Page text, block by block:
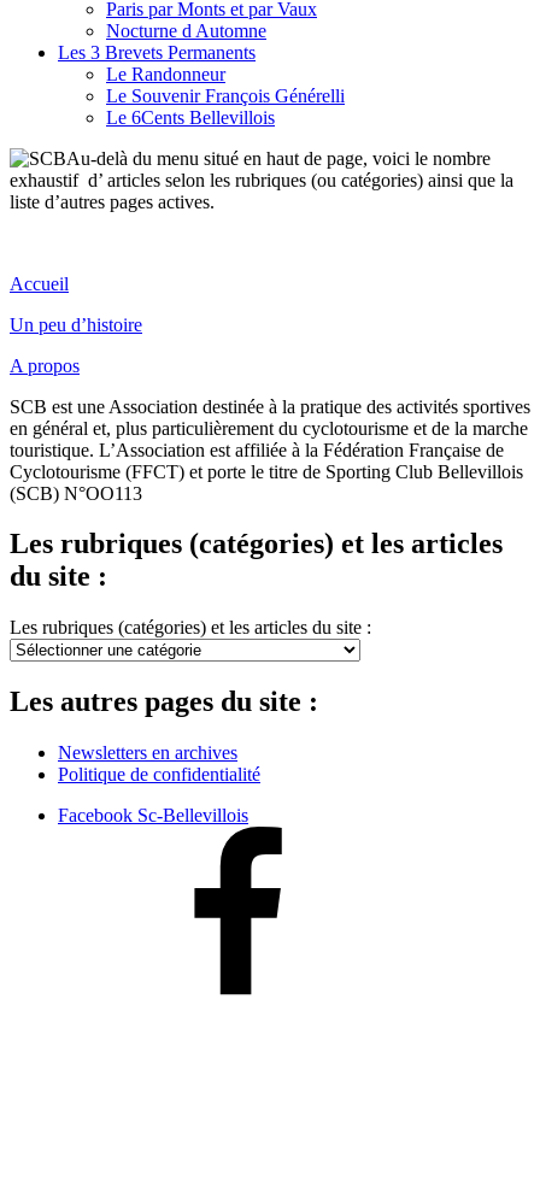
Paris par Monts et par Vaux
Nocturne d Automne
Les 3 Brevets Permanents
Le Randonneur
Le Souvenir François Générelli
Le 6Cents Bellevillois
Au-delà du menu situé en haut de page, voici le nombre
exhaustif d’ articles selon les rubriques (ou catégories) ainsi que la
liste d’autres pages actives.
Accueil
Un peu d’histoire
A propos
SCB est une Association destinée à la pratique des activités sportives
en général et, plus particulièrement du cyclotourisme et de la marche
touristique. L’Association est affiliée à la Fédération Française de
Cyclotourisme (FFCT) et porte le titre de Sporting Club Bellevillois
(SCB) N°OO113
Les rubriques (catégories) et les articles
du site :
Les rubriques (catégories) et les articles du site :
Les autres pages du site :
Newsletters en archives
Politique de confidentialité
Facebook Sc-Bellevillois